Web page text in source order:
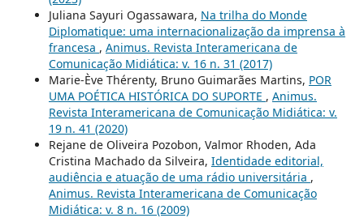
Juliana Sayuri Ogassawara, Na trilha do Monde
Diplomatique: uma internacionalização da imprensa à
francesa , Animus. Revista Interamericana de
Comunicação Midiática: v. 16 n. 31 (2017)
Marie-Ève Thérenty, Bruno Guimarães Martins, POR
UMA POÉTICA HISTÓRICA DO SUPORTE , Animus.
Revista Interamericana de Comunicação Midiática: v.
19 n. 41 (2020)
Rejane de Oliveira Pozobon, Valmor Rhoden, Ada
Cristina Machado da Silveira, Identidade editorial,
audiência e atuação de uma rádio universitária ,
Animus. Revista Interamericana de Comunicação
Midiática: v. 8 n. 16 (2009)